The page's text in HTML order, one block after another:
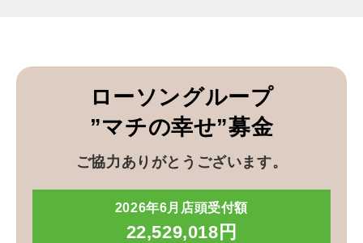
ローソングループ
”マチの幸せ”募金
ご協力ありがとうございます。
2026年6月店頭受付額
22,529,018円